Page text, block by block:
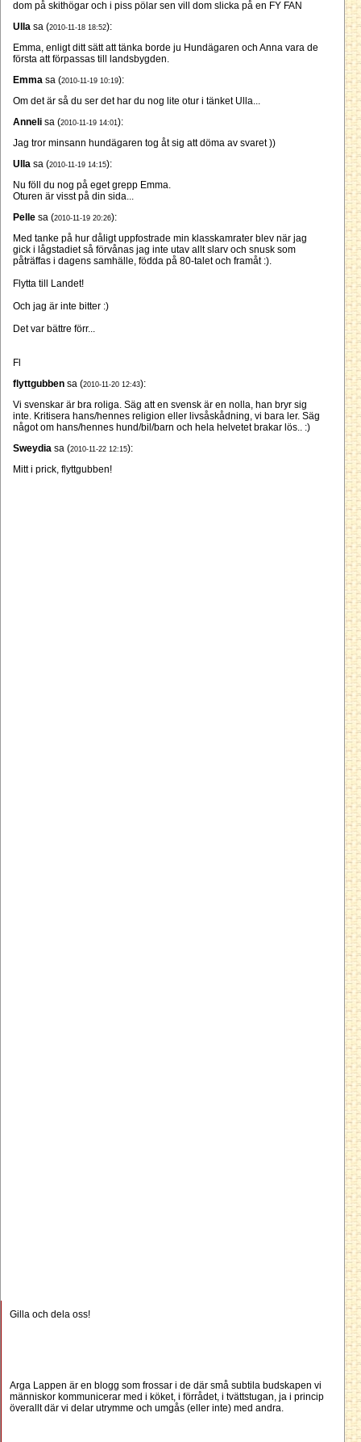
dom på skithögar och i piss pölar sen vill dom slicka på en FY FAN
Ulla sa (2010-11-18 18:52):
Emma, enligt ditt sätt att tänka borde ju Hundägaren och Anna vara de
första att förpassas till landsbygden.
Emma sa (2010-11-19 10:19):
Om det är så du ser det har du nog lite otur i tänket Ulla...
Anneli sa (2010-11-19 14:01):
Jag tror minsann hundägaren tog åt sig att döma av svaret ))
Ulla sa (2010-11-19 14:15):
Nu föll du nog på eget grepp Emma.
Oturen är visst på din sida...
Pelle sa (2010-11-19 20:26):
Med tanke på hur dåligt uppfostrade min klasskamrater blev när jag
gick i lågstadiet så förvånas jag inte utav allt slarv och snusk som
påträffas i dagens samhälle, födda på 80-talet och framåt :).
Flytta till Landet!
Och jag är inte bitter :)
Det var bättre förr...
Fl
flyttgubben sa (2010-11-20 12:43):
Vi svenskar är bra roliga. Säg att en svensk är en nolla, han bryr sig
inte. Kritisera hans/hennes religion eller livsåskådning, vi bara ler. Säg
något om hans/hennes hund/bil/barn och hela helvetet brakar lös.. :)
Sweydia sa (2010-11-22 12:15):
Mitt i prick, flyttgubben!
Gilla och dela oss!
Arga Lappen är en blogg som frossar i de där små subtila budskapen vi
människor kommunicerar med i köket, i förrådet, i tvättstugan, ja i princip
överallt där vi delar utrymme och umgås (eller inte) med andra.